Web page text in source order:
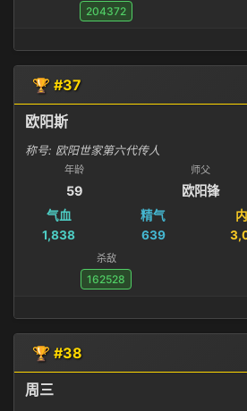
204372
🏆 #37
欧阳斯
称号: 欧阳世家第六代传人
年龄
59
师父
欧阳锋
气血
1,838
精气
639
杀敌
162528
🏆 #38
周三